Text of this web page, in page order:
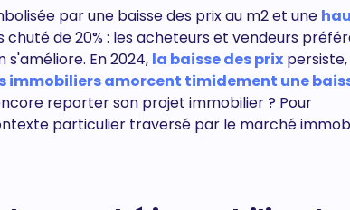
par une baisse des prix au m2 et une
de 20% : les acheteurs et vendeurs
En 2024, la baisse des prix persiste,
immobiliers amorcent timidement une
reporter son projet immobilier ? Pour
particulier traversé par le marché